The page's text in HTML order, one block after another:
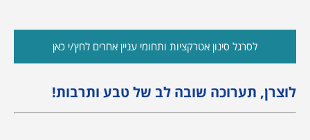
לסרגל סינון אטרקציות ותחומי עניין אחרים לחץ/י כאן
לוצרן, תערוכה שובה לב של טבע ותרבות!